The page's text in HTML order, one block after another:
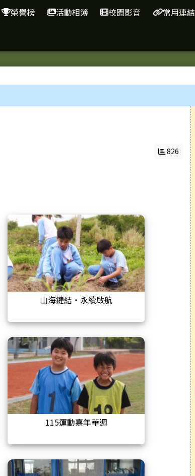
榮譽榜 活動相簿 校園影音 常用連結
826
山海鏈結・永續啟航
115運動嘉年華週